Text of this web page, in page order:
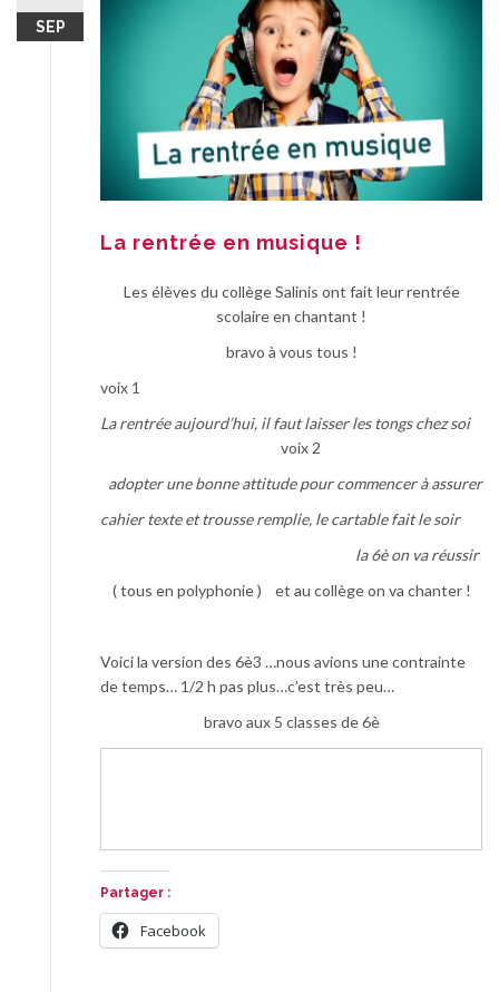
SEP
La rentrée en musique !
Les élèves du collège Salinis ont fait leur rentrée
scolaire en chantant !
bravo à vous tous !
voix 1
La rentrée aujourd’hui, il faut laisser les tongs chez soi
voix 2
adopter une bonne attitude pour commencer à assurer
cahier texte et trousse remplie, le cartable fait le soir
la 6è on va réussir
( tous en polyphonie ) et au collège on va chanter !
Voici la version des 6è3 …nous avions une contrainte
de temps… 1/2 h pas plus…c’est très peu…
bravo aux 5 classes de 6è
Partager :
Facebook